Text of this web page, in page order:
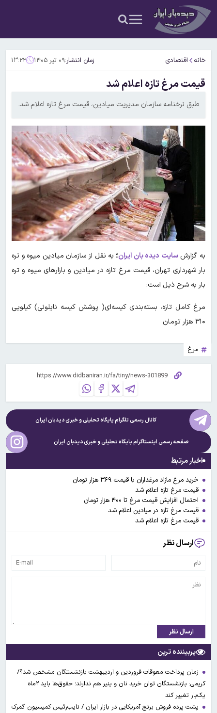
خانه اقتصادی زمان انتشار:۰۹ تیر ۱۴۰۵ ۱۳:۲۲
قیمت مرغ تازه اعلام شد
طبق نرخنامه سازمان مدیریت میادین، قیمت مرغ تازه اعلام شد.
به گزارشسایت دیده بان ایران؛ به نقل از سازمان میادین میوه و تره
بار شهرداری تهران، قیمت مرغ تازه در میادین و بازارهای میوه و تره
بار به شرح ذیل است:
مرغ کامل تازه، بسته‌بندی کیسه‌ای( پوشش کیسه نایلونی) کیلویی
۳۱۰ هزار تومان
مرغ
کانال رسمی تلگرام پایگاه تحلیلی و خبریدیدبان ایران
صفحه رسمی اینستاگرام پایگاه تحلیلی و خبریدیدبان ایران
اخبار مرتبط
خرید مرغ مازاد مرغداران با قیمت ۳۶۹ هزار تومان
قیمت مرغ تازه اعلام شد
احتمال افزایش قیمت مرغ تا ۴۰۰ هزار تومان
قیمت مرغ تازه در میادین اعلام شد
قیمت مرغ تازه اعلام شد
ارسال نظر
ارسال نظر
پربیننده ترین
زمان پرداخت معوقات فروردین و اردیبهشت بازنشستگان مشخص شد؟/
کریمی: بازنشستگان توان خرید نان و پنیر هم ندارند؛ حقوق‌ها باید ۲ماه
یک‌بار تغییر کند
پشت پرده فروش برنج آمریکایی در بازار ایران / نایب‌رئیس کمیسیون گمرک